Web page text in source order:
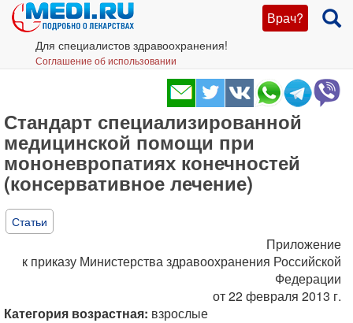
Врач?
Для специалистов здравоохранения!
Соглашение об использовании
Стандарт специализированной
медицинской помощи при
мононевропатиях конечностей
(консервативное лечение)
Статьи
Приложение
к приказу Министерства здравоохранения Российской
Федерации
от 22 февраля 2013 г.
Категория возрастная: взрослые